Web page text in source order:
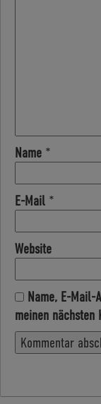
Name *
E-Mail *
Website
Name, E-Mail-
meinen nächsten